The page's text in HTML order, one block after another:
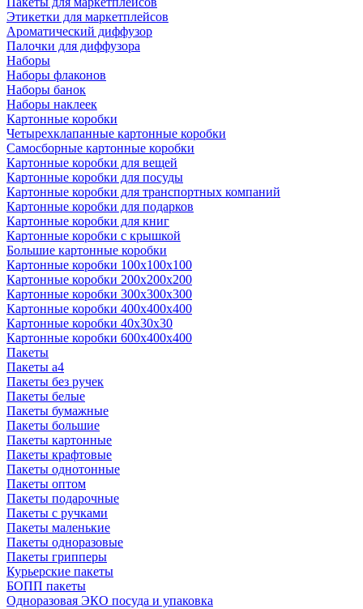
Этикетки для маркетплейсов
Ароматический диффузор
Палочки для диффузора
Наборы
Наборы флаконов
Наборы банок
Наборы наклеек
Картонные коробки
Четырехклапанные картонные коробки
Самосборные картонные коробки
Картонные коробки для вещей
Картонные коробки для посуды
Картонные коробки для транспортных компаний
Картонные коробки для подарков
Картонные коробки для книг
Картонные коробки с крышкой
Большие картонные коробки
Картонные коробки 100x100x100
Картонные коробки 200x200x200
Картонные коробки 300x300x300
Картонные коробки 400x400x400
Картонные коробки 40x30x30
Картонные коробки 600x400x400
Пакеты
Пакеты а4
Пакеты без ручек
Пакеты белые
Пакеты бумажные
Пакеты большие
Пакеты картонные
Пакеты крафтовые
Пакеты однотонные
Пакеты оптом
Пакеты подарочные
Пакеты с ручками
Пакеты маленькие
Пакеты одноразовые
Пакеты грипперы
Курьерские пакеты
БОПП пакеты
Одноразовая ЭКО посуда и упаковка